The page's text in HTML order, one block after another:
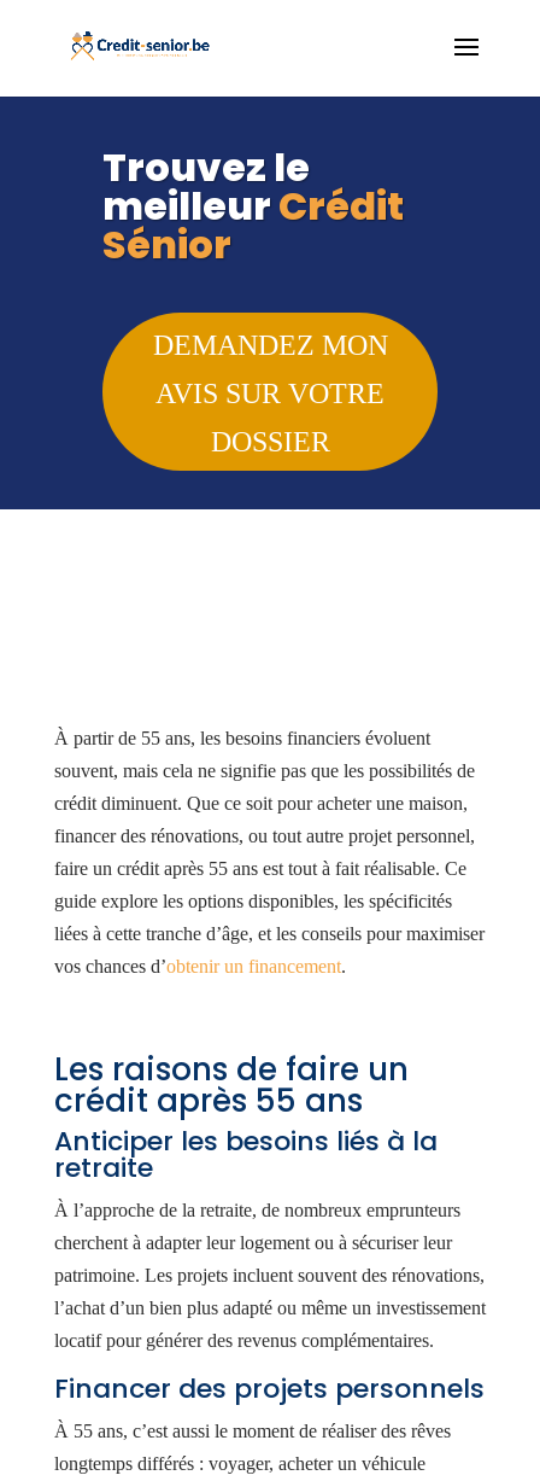
Trouvez le
meilleurCrédit
Sénior
DEMANDEZ MON
AVIS SUR VOTRE
DOSSIER
À partir de 55 ans, les besoins financiers évoluent
souvent, mais cela ne signifie pas que les possibilités de
crédit diminuent. Que ce soit pour acheter une maison,
financer des rénovations, ou tout autre projet personnel,
faire un crédit après 55 ans est tout à fait réalisable. Ce
guide explore les options disponibles, les spécificités
liées à cette tranche d’âge, et les conseils pour maximiser
vos chances d’obtenir un financement.
Les raisons de faire un
crédit après 55 ans
Anticiper les besoins liés à la
retraite
À l’approche de la retraite, de nombreux emprunteurs
cherchent à adapter leur logement ou à sécuriser leur
patrimoine. Les projets incluent souvent des rénovations,
l’achat d’un bien plus adapté ou même un investissement
locatif pour générer des revenus complémentaires.
Financer des projets personnels
À 55 ans, c’est aussi le moment de réaliser des rêves
longtemps différés : voyager, acheter un véhicule